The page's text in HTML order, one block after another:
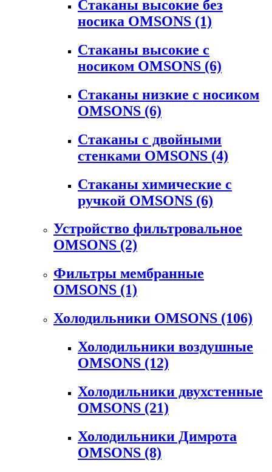
Стаканы высокие без
носика OMSONS (1)
Стаканы высокие с
носиком OMSONS (6)
Стаканы низкие с носиком
OMSONS (6)
Стаканы с двойными
стенками OMSONS (4)
Стаканы химические с
ручкой OMSONS (6)
Устройство фильтровальное
OMSONS (2)
Фильтры мембранные
OMSONS (1)
Холодильники OMSONS (106)
Холодильники воздушные
OMSONS (12)
Холодильники двухстенные
OMSONS (21)
Холодильники Димрота
OMSONS (8)